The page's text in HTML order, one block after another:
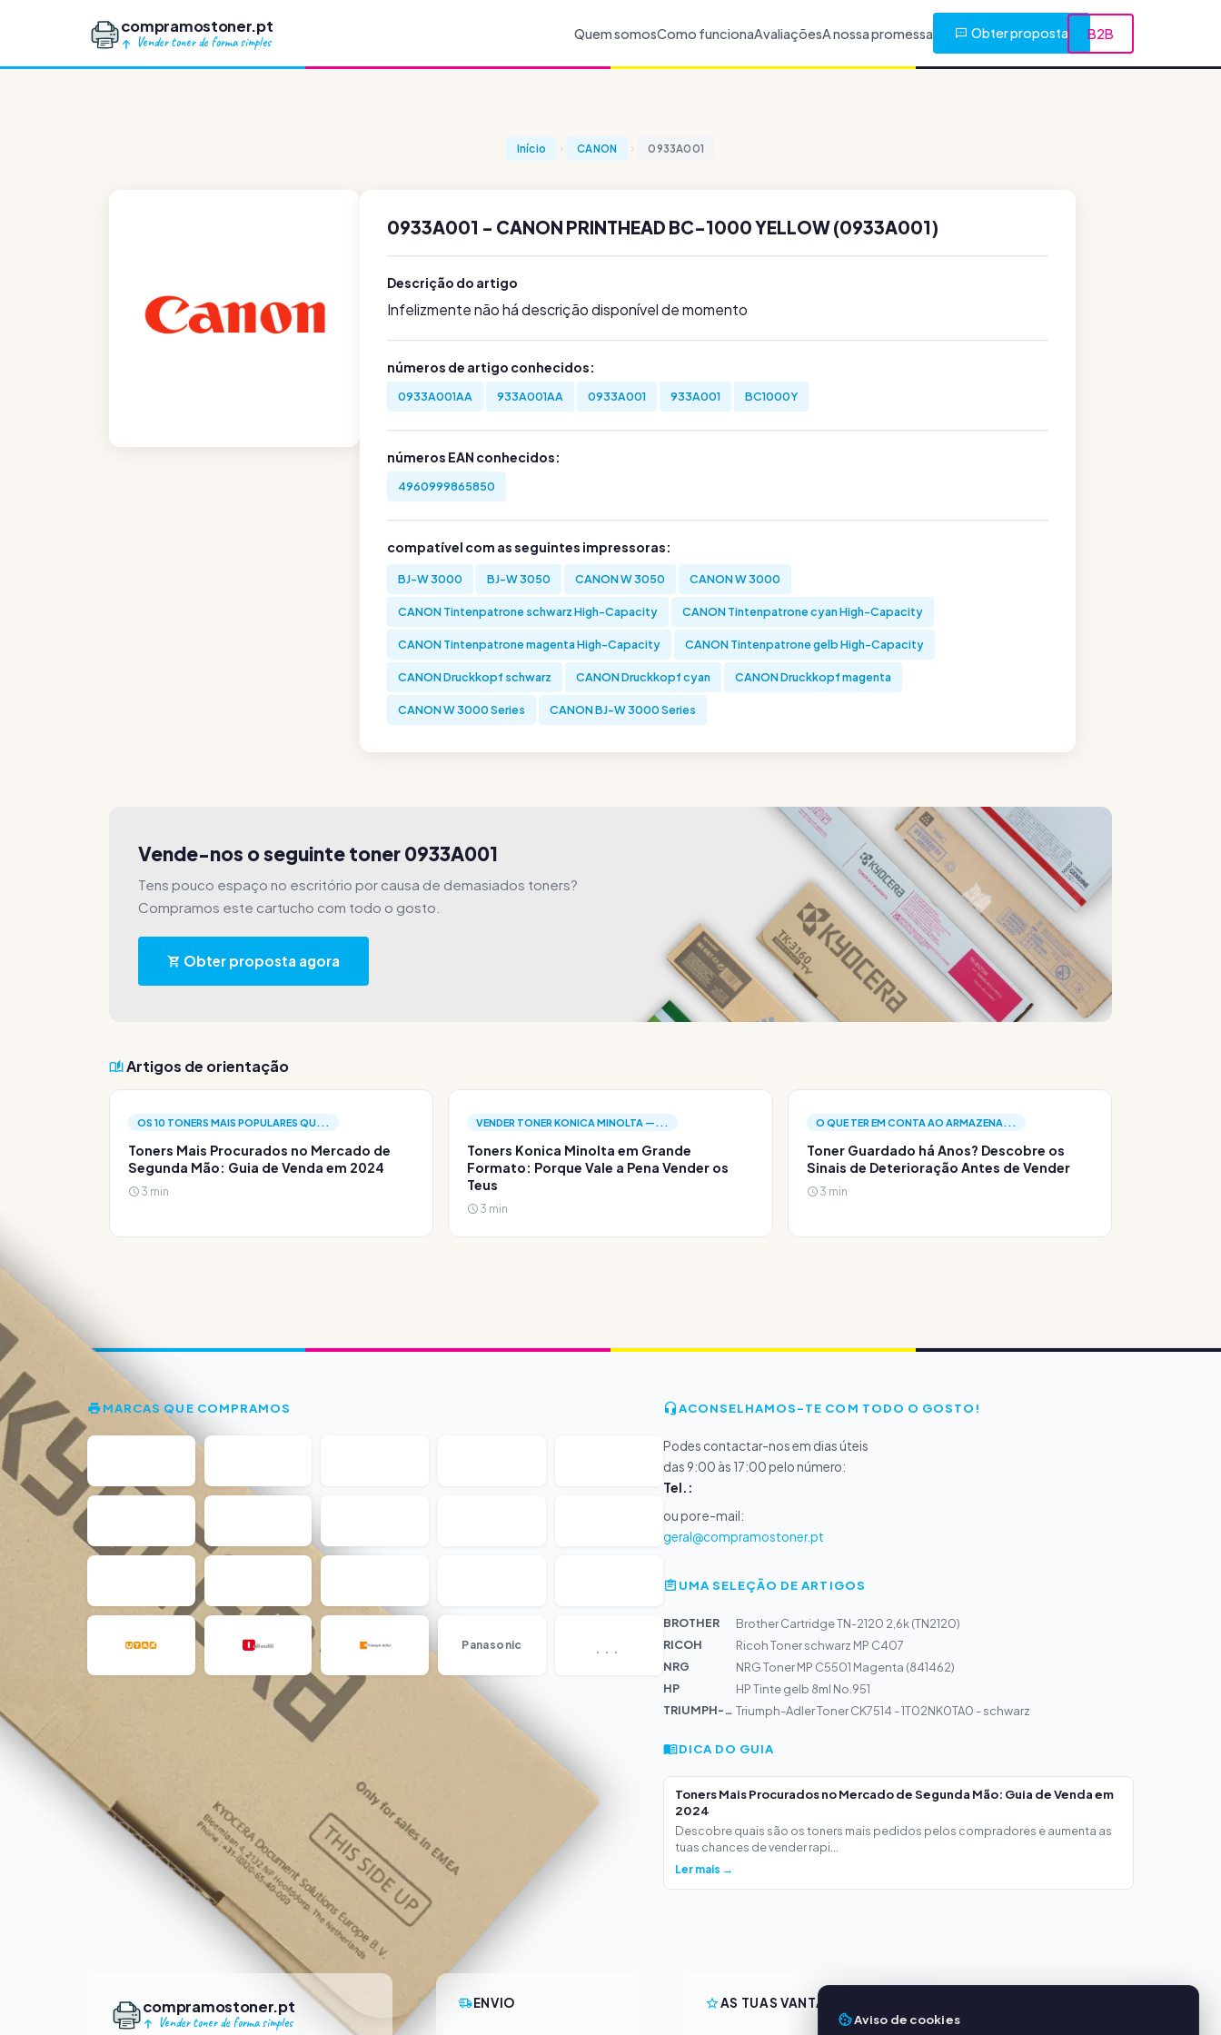
compramostoner.pt
Vender toner de forma simples
Quem somosComo funcionaAvaliaçõesA nossa promessa Obter proposta B2B
Início CANON 0933A001
0933A001 - CANON PRINTHEAD BC-1000 YELLOW (0933A001)
Descrição do artigo
Infelizmente não há descrição disponível de momento
números de artigo conhecidos:
0933A001AA 933A001AA 0933A001 933A001 BC1000Y
números EAN conhecidos:
4960999865850
compatível com as seguintes impressoras:
BJ-W 3000 BJ-W 3050 CANON W 3050 CANON W 3000
CANON Tintenpatrone schwarz High-Capacity CANON Tintenpatrone cyan High-Capacity
CANON Tintenpatrone magenta High-Capacity CANON Tintenpatrone gelb High-Capacity
CANON Druckkopf schwarz CANON Druckkopf cyan CANON Druckkopf magenta
CANON W 3000 Series CANON BJ-W 3000 Series
Vende-nos o seguinte toner 0933A001
Tens pouco espaço no escritório por causa de demasiados toners?
Compramos este cartucho com todo o gosto.
Obter proposta agora
Artigos de orientação
OS 10 TONERS MAIS POPULARES QU...
Toners Mais Procurados no Mercado de
Segunda Mão: Guia de Venda em 2024
3 min
VENDER TONER KONICA MINOLTA —...
Toners Konica Minolta em Grande
Formato: Porque Vale a Pena Vender os
Teus
3 min
O QUE TER EM CONTA AO ARMAZENA...
Toner Guardado há Anos? Descobre os
Sinais de Deterioração Antes de Vender
3 min
MARCAS QUE COMPRAMOS
Panasonic
ACONSELHAMOS-TE COM TODO O GOSTO!
Podes contactar-nos em dias úteis
das 9:00 às 17:00 pelo número:
Tel.:
ou por e-mail:
geral@compramostoner.pt
UMA SELEÇÃO DE ARTIGOS
BROTHER
Brother Cartridge TN-2120 2,6k (TN2120)
RICOH
Ricoh Toner schwarz MP C407
NRG
NRG Toner MP C5501 Magenta (841462)
HP
HP Tinte gelb 8ml No.951
TRIUMPH-AD... Triumph-Adler Toner CK7514 - 1T02NK0TA0 - schwarz
DICA DO GUIA
Toners Mais Procurados no Mercado de Segunda Mão: Guia de Venda em
2024
Descobre quais são os toners mais pedidos pelos compradores e aumenta as
tuas chances de vender rapi...
Ler mais →
compramostoner.pt
Vender toner de forma simples
ENVIO AS TUAS VANTAGENS
Aviso de cookies